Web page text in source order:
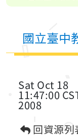
國立臺中
Sat Oct 18
11:47:00
2008
回資源列